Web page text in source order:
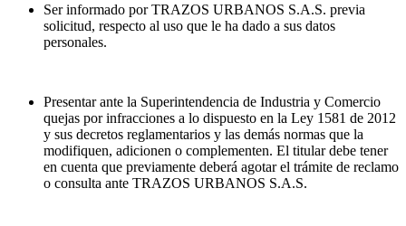
Ser informado por TRAZOS URBANOS S.A.S. previa
solicitud, respecto al uso que le ha dado a sus datos
personales.
Presentar ante la Superintendencia de Industria y Comercio
quejas por infracciones a lo dispuesto en la Ley 1581 de 2012
y sus decretos reglamentarios y las demás normas que la
modifiquen, adicionen o complementen. El titular debe tener
en cuenta que previamente deberá agotar el trámite de reclamo
o consulta ante TRAZOS URBANOS S.A.S.